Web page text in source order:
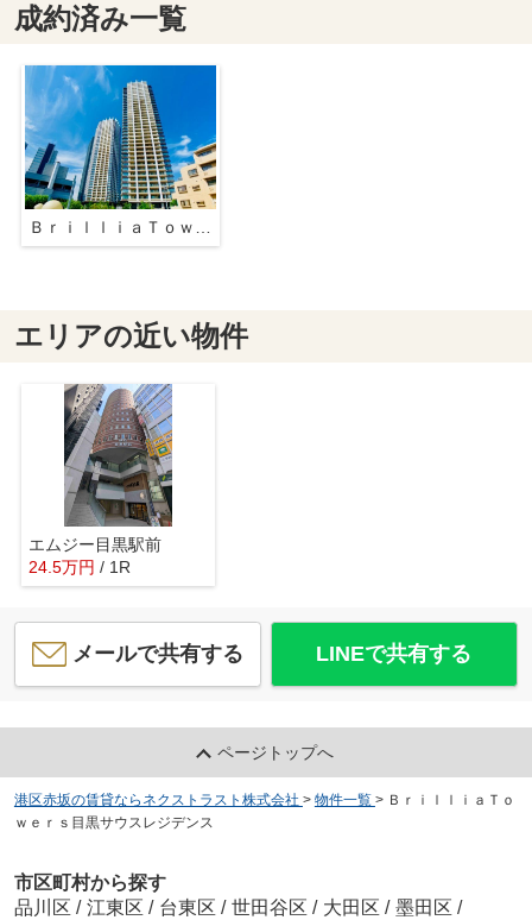
成約済み一覧
エリアの近い物件
エムジー目黒駅前
24.5万円 / 1R
メールで共有する LINEで共有する
ページトップへ
港区赤坂の賃貸ならネクストラスト株式会社 > 物件一覧 > ＢｒｉｌｌｉａＴｏ
ｗｅｒｓ目黒サウスレジデンス
市区町村から探す
品川区 / 江東区 / 台東区 / 世田谷区 / 大田区 / 墨田区 /